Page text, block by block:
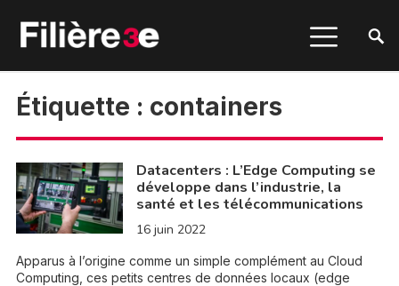
Étiquette : containers
Datacenters : L’Edge Computing se
développe dans l’industrie, la
santé et les télécommunications
16 juin 2022
Apparus à l’origine comme un simple complément au Cloud
Computing, ces petits centres de données locaux (edge